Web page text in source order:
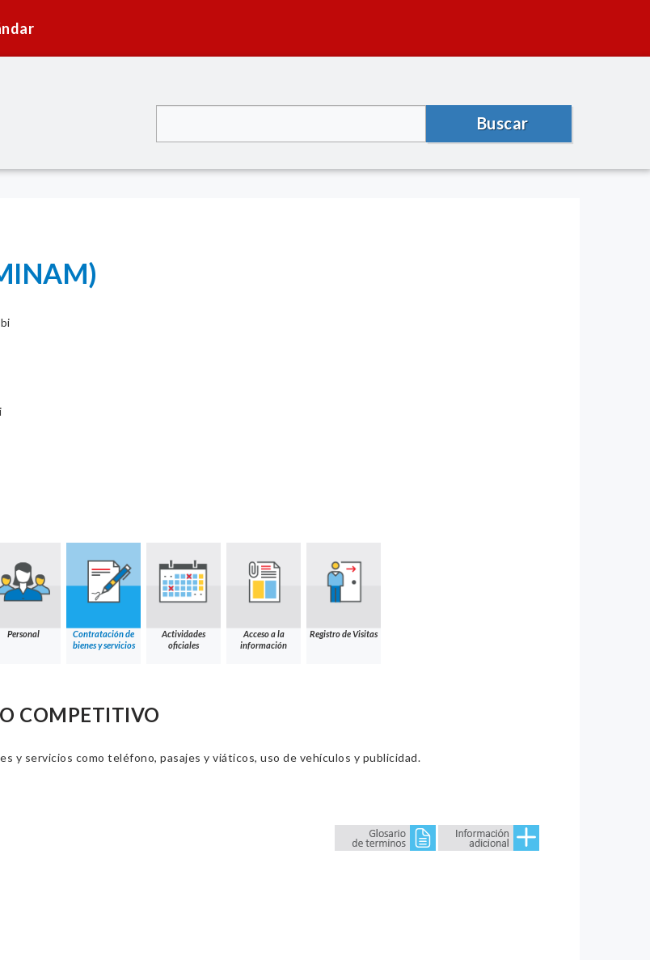
Buscar
Personal
Contratación de
bienes y servicios
Actividades
oficiales
Acceso a la
información
Registro de Visitas
COMPETITIVO
y servicios como teléfono, pasajes y viáticos, uso de vehículos y publicidad.